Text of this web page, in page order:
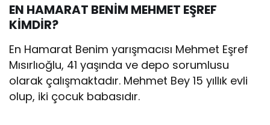
EN HAMARAT BENİM MEHMET EŞREF
KİMDİR?
En Hamarat Benim yarışmacısı Mehmet Eşref
Mısırlıoğlu, 41 yaşında ve depo sorumlusu
olarak çalışmaktadır. Mehmet Bey 15 yıllık evli
olup, iki çocuk babasıdır.